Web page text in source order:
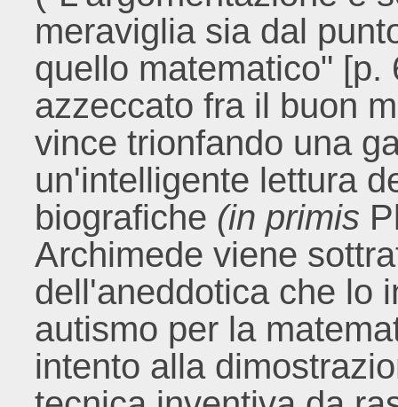
meraviglia sia dal
quello matematico" [p.
azzeccato fra il buon
vince trionfando una
un'intelligente lettura
biografiche (in primis
Archimede viene
dell'aneddotica che lo
autismo per la
intento alla